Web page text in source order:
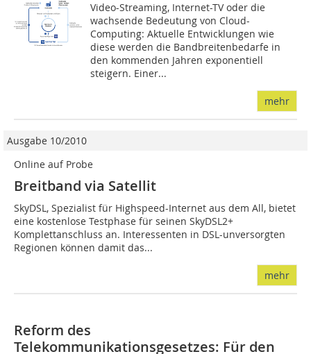
Video-Streaming, Internet-TV oder die
wachsende Bedeutung von Cloud-
Computing: Aktuelle Entwicklungen wie
diese werden die Bandbreitenbedarfe in
den kommenden Jahren exponentiell
steigern. Einer...
mehr
Ausgabe 10/2010
Online auf Probe
Breitband via Satellit
SkyDSL, Spezialist für Highspeed-Internet aus dem All, bietet
eine kostenlose Testphase für seinen SkyDSL2+
Komplettanschluss an. Interessenten in DSL-unversorgten
Regionen können damit das...
mehr
Reform des
Telekommunikationsgesetzes: Für den